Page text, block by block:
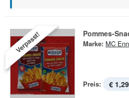
Verpasst! Pommes-
Marke: MC
Preis: € 1,29